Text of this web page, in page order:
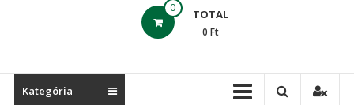
akku.com
0 TOTAL
0 Ft
Kategória